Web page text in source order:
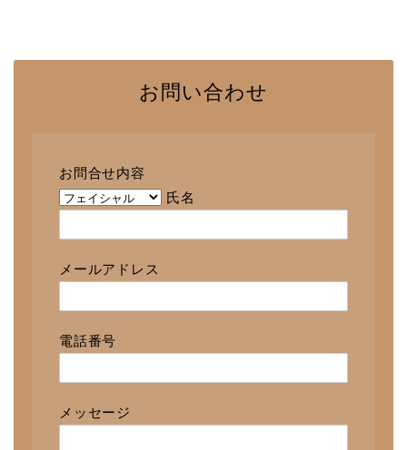
お問い合わせ
お問合せ内容
氏名
メールアドレス
電話番号
メッセージ